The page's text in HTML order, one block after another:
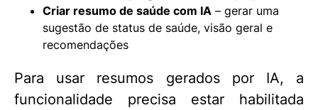
Criar resumo de saúde com IA – gerar uma
sugestão de status de saúde, visão geral e
recomendações
Para usar resumos gerados por IA, a
funcionalidade precisa estar habilitada